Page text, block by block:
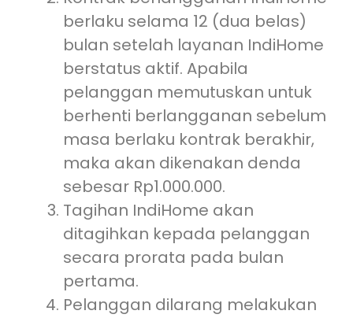
berlaku selama 12 (dua belas)
bulan setelah layanan IndiHome
berstatus aktif. Apabila
pelanggan memutuskan untuk
berhenti berlangganan sebelum
masa berlaku kontrak berakhir,
maka akan dikenakan denda
sebesar Rp1.000.000.
Tagihan IndiHome akan
ditagihkan kepada pelanggan
secara prorata pada bulan
pertama.
Pelanggan dilarang melakukan